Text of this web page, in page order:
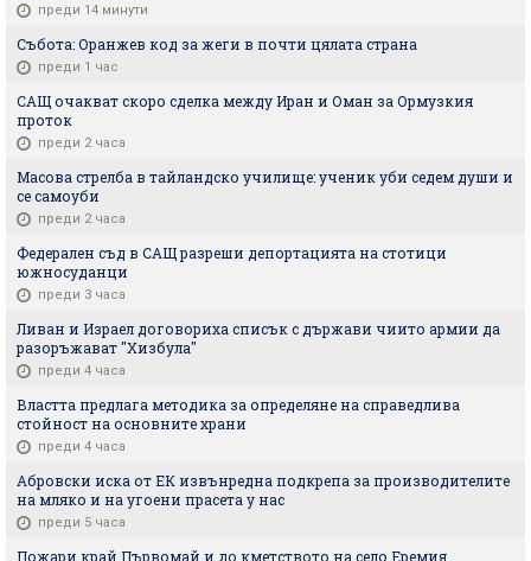
преди 14 минути
Събота: Оранжев код за жеги в почти цялата страна
преди 1 час
САЩ очакват скоро сделка между Иран и Оман за Ормузкия
проток
преди 2 часа
Масова стрелба в тайландско училище: ученик уби седем души и
се самоуби
преди 2 часа
Федерален съд в САЩ разреши депортацията на стотици
южносуданци
преди 3 часа
Ливан и Израел договориха списък с държави чиито армии да
разоръжават "Хизбула"
преди 4 часа
Властта предлага методика за определяне на справедлива
стойност на основните храни
преди 4 часа
Абровски иска от ЕК извънредна подкрепа за производителите
на мляко и на угоени прасета у нас
преди 5 часа
Пожари край Първомай и до кметството на село Еремия,